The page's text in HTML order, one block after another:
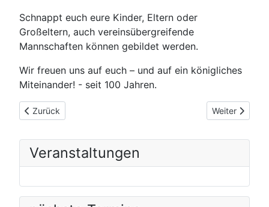
Schnappt euch eure Kinder, Eltern oder
Großeltern, auch vereinsübergreifende
Mannschaften können gebildet werden.
Wir freuen uns auf euch – und auf ein königliches
Miteinander! - seit 100 Jahren.
Vorheriger Beitrag: Startnummern für die Saison 2025/26
Zurück Nächster
Weiter
Veranstaltungen